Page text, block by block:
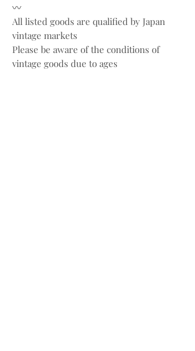
〰️
All listed goods are qualified by Japan
vintage markets
Please be aware of the conditions of
vintage goods due to ages